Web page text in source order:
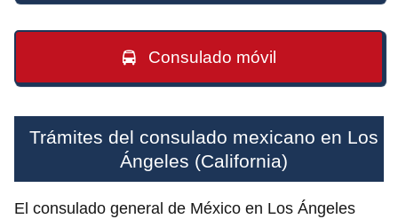
Consulado móvil
Trámites del consulado mexicano en Los
Ángeles (California)
El consulado general de México en Los Ángeles